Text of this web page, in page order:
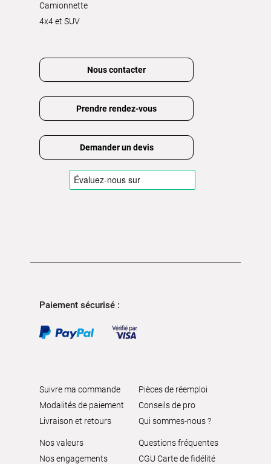
Camionnette
4x4 et SUV
Nous contacter
Prendre rendez-vous
Demander un devis
Paiement sécurisé :
Suivre ma commande
Modalités de paiement
Livraison et retours
Pièces de réemploi
Conseils de pro
Qui sommes-nous ?
Nos valeurs
Nos engagements
Questions fréquentes
CGU Carte de fidélité